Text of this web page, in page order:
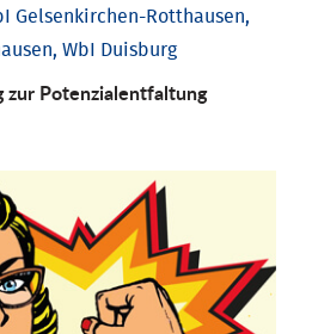
Gelsenkirchen-Rotthausen,
WbI Duisburg
zur Potenzialentfaltung